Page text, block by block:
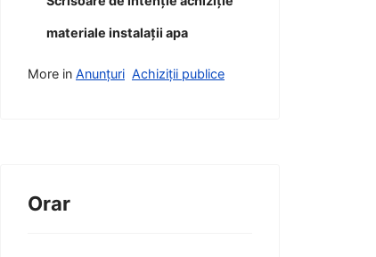
materiale instalații apa
More in Anunțuri Achiziții publice
Orar